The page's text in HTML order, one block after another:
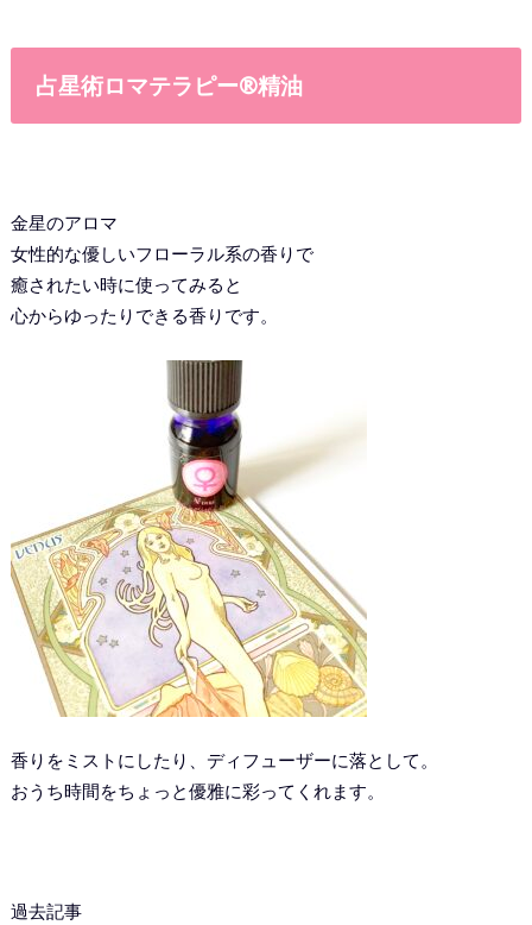
占星術ロマテラピー®︎精油
金星のアロマ
女性的な優しいフローラル系の香りで
癒されたい時に使ってみると
心からゆったりできる香りです。
香りをミストにしたり、ディフューザーに落として。
おうち時間をちょっと優雅に彩ってくれます。
過去記事